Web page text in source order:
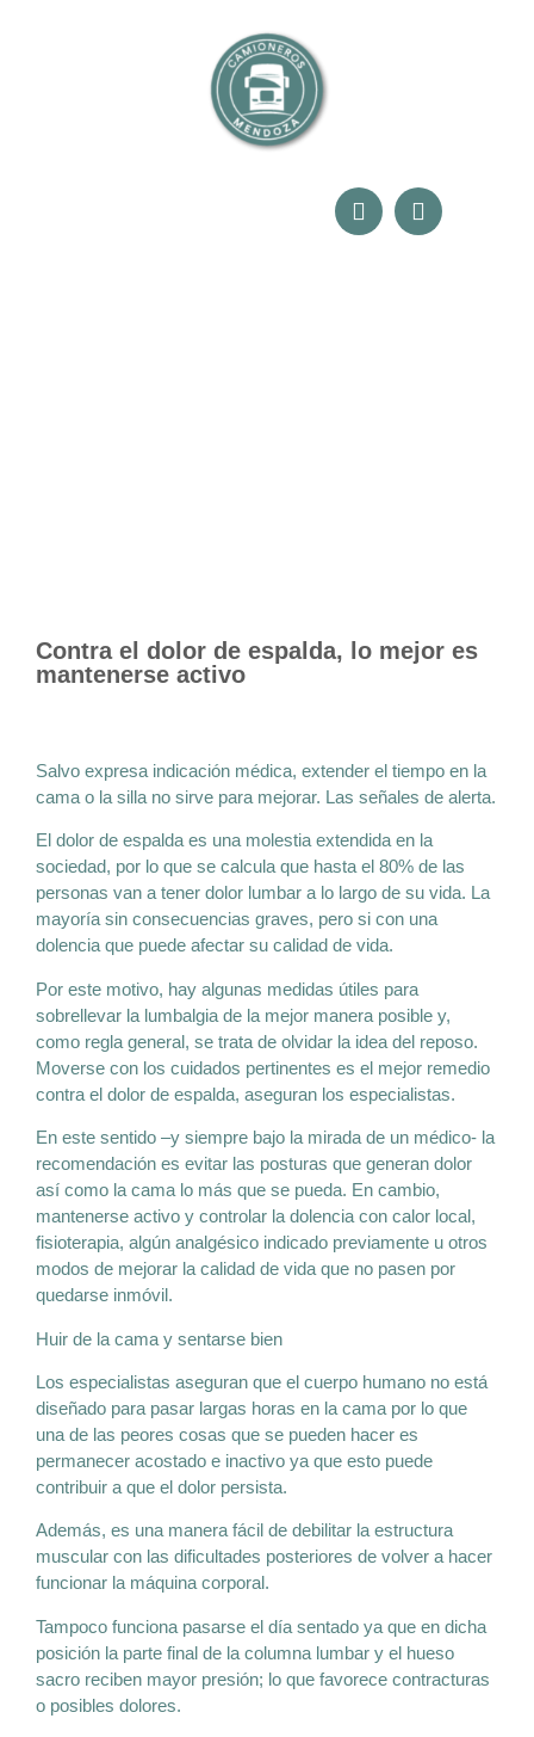
Contra el dolor de espalda, lo mejor es
mantenerse activo
Salvo expresa indicación médica, extender el tiempo en la
cama o la silla no sirve para mejorar. Las señales de alerta.
El dolor de espalda es una molestia extendida en la
sociedad, por lo que se calcula que hasta el 80% de las
personas van a tener dolor lumbar a lo largo de su vida. La
mayoría sin consecuencias graves, pero si con una
dolencia que puede afectar su calidad de vida.
Por este motivo, hay algunas medidas útiles para
sobrellevar la lumbalgia de la mejor manera posible y,
como regla general, se trata de olvidar la idea del reposo.
Moverse con los cuidados pertinentes es el mejor remedio
contra el dolor de espalda, aseguran los especialistas.
En este sentido –y siempre bajo la mirada de un médico- la
recomendación es evitar las posturas que generan dolor
así como la cama lo más que se pueda. En cambio,
mantenerse activo y controlar la dolencia con calor local,
fisioterapia, algún analgésico indicado previamente u otros
modos de mejorar la calidad de vida que no pasen por
quedarse inmóvil.
Huir de la cama y sentarse bien
Los especialistas aseguran que el cuerpo humano no está
diseñado para pasar largas horas en la cama por lo que
una de las peores cosas que se pueden hacer es
permanecer acostado e inactivo ya que esto puede
contribuir a que el dolor persista.
Además, es una manera fácil de debilitar la estructura
muscular con las dificultades posteriores de volver a hacer
funcionar la máquina corporal.
Tampoco funciona pasarse el día sentado ya que en dicha
posición la parte final de la columna lumbar y el hueso
sacro reciben mayor presión; lo que favorece contracturas
o posibles dolores.